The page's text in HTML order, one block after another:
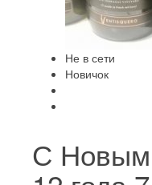
Не в сети
Новичок
С Новым